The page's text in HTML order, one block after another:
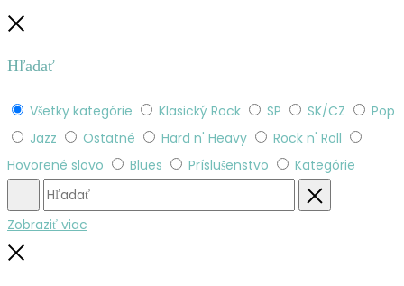
Hľadať
Všetky kategórie Klasický Rock SP SK/CZ
Pop
Jazz
Ostatné Hard n' Heavy
Rock n' Roll
Hovorené slovo
Blues Príslušenstvo Kategórie
Hľadať
Zobraziť viac